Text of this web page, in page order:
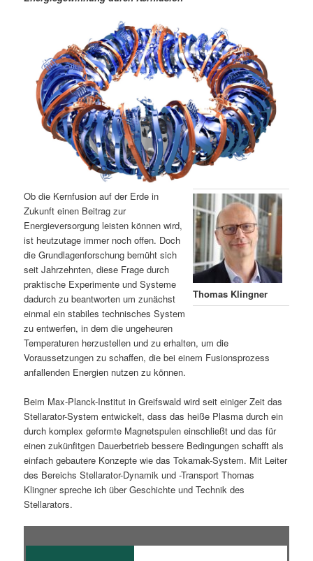
e
h
a
l
t
s
p
i
n
g
e
ä
I
n
h
a
l
t
p
r
i
n
n
Thomas Klingner
Ob die Kernfusion auf der Erde in
Zukunft einen Beitrag zur
Energieversorgung leisten können wird,
ist heutzutage immer noch offen. Doch
die Grundlagenforschung bemüht sich
seit Jahrzehnten, diese Frage durch
praktische Experimente und Systeme
dadurch zu beantworten um zunächst
einmal ein stabiles technisches System
zu entwerfen, in dem die ungeheuren
Temperaturen herzustellen und zu erhalten, um die
Voraussetzungen zu schaffen, die bei einem Fusionsprozess
anfallenden Energien nutzen zu können.
Beim Max-Planck-Institut in Greifswald wird seit einiger Zeit das
Stellarator-System entwickelt, dass das heiße Plasma durch ein
durch komplex geformte Magnetspulen einschließt und das für
einen zukünfitgen Dauerbetrieb bessere Bedingungen schafft als
einfach gebautere Konzepte wie das Tokamak-System. Mit Leiter
des Bereichs Stellarator-Dynamik und -Transport Thomas
Klingner spreche ich über Geschichte und Technik des
Stellarators.